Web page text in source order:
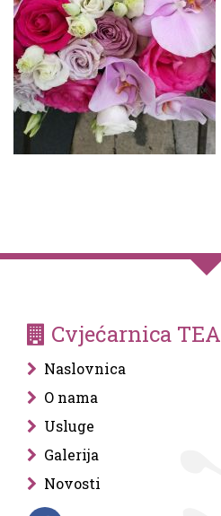
Cvjećarnica TEA
Naslovnica
O nama
Usluge
Galerija
Novosti